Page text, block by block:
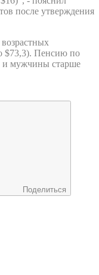
после утверждения
$73,3). Пенсию по
и мужчины старше
Поделиться